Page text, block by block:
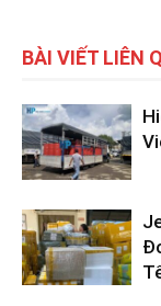
BÀI VIẾT LIÊN